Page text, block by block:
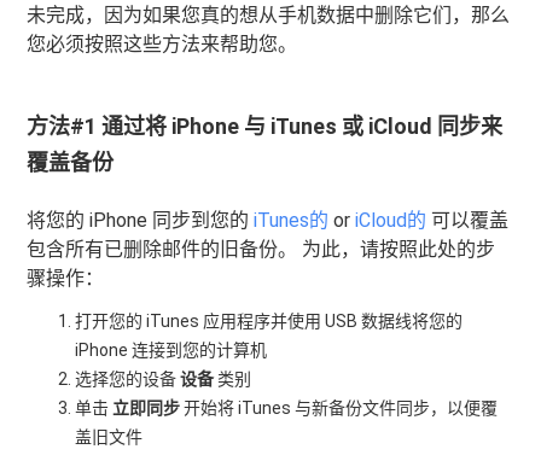
未完成，因为如果您真的想从手机数据中删除它们，那么
您必须按照这些方法来帮助您。
方法#1 通过将 iPhone 与 iTunes 或 iCloud 同步来
覆盖备份
将您的 iPhone 同步到您的iTunes的 oriCloud的 可以覆盖
包含所有已删除邮件的旧备份。 为此，请按照此处的步
骤操作：
打开您的 iTunes 应用程序并使用 USB 数据线将您的
iPhone 连接到您的计算机
选择您的设备设备类别
单击 立即同步开始将 iTunes 与新备份文件同步，以便覆
盖旧文件